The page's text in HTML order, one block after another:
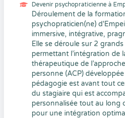
Devenir psychopraticienne à
Déroulement de la
psychopraticien(ne)
immersive, intégrative,
Elle se déroule sur 2
permettant l’intégration de
thérapeutique de
personne (ACP)
pédagogie est avant tout
du stagiaire qui est
personnalisée tout au long
pour une intégration